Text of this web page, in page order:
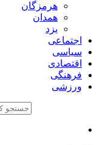
هرمزگان
همدان
یزد
اجتماعی
سیاسی
اقتصادی
فرهنگی
ورزشی